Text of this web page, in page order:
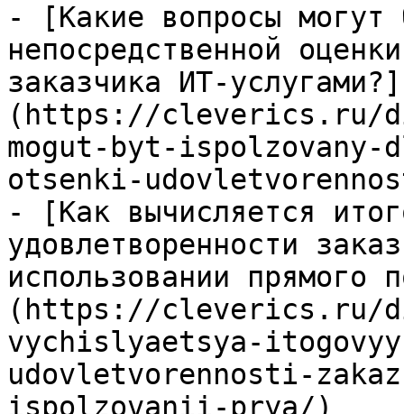
- [Какие вопросы могут
непосредственной
заказчика ИТ-услугами?]
(https://cleverics.ru/
mogut-byt-ispolzovany-
otsenki-
- [Как вычисляется
удовлетворенности
использовании прямого
(https://cleverics.ru/
vychislyaetsya-
udovletvorennosti-
ispolzovanii-prya/)